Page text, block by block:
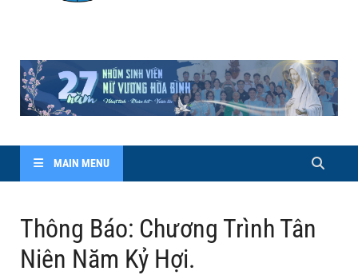
MAIN MENU
Thông Báo: Chương Trình Tân
Niên Năm Kỷ Hợi.